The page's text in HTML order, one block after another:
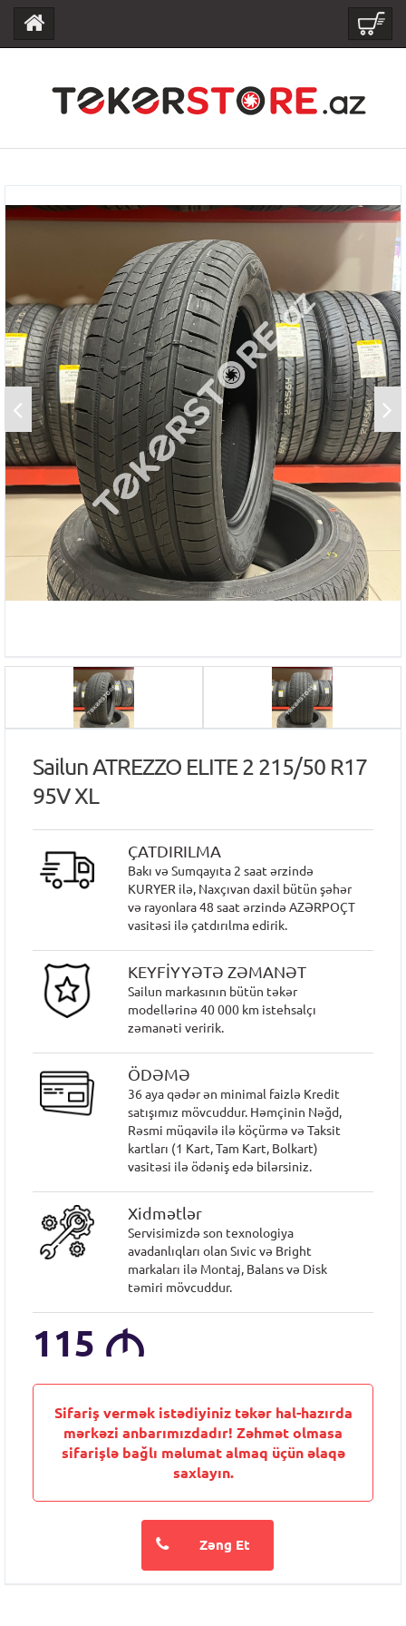
Sailun ATREZZO ELITE 2 215/50 R17
95V XL
ÇATDIRILMA
Bakı və Sumqayıta 2 saat ərzində
KURYER ilə, Naxçıvan daxil bütün şəhər
və rayonlara 48 saat ərzində AZƏRPOÇT
vasitəsi ilə çatdırılma edirik.
KEYFİYYƏTƏ ZƏMANƏT
Sailun markasının bütün təkər
modellərinə 40 000 km istehsalçı
zəmanəti veririk.
ÖDƏMƏ
36 aya qədər ən minimal faizlə Kredit
satışımız mövcuddur. Həmçinin Nəğd,
Rəsmi müqavilə ilə köçürmə və Taksit
kartları (1 Kart, Tam Kart, Bolkart)
vasitəsi ilə ödəniş edə bilərsiniz.
Xidmətlər
Servisimizdə son texnologiya
avadanlıqları olan Sıvic və Bright
markaları ilə Montaj, Balans və Disk
təmiri mövcuddur.
115 M
Sifariş vermək istədiyiniz təkər hal-hazırda
mərkəzi anbarımızdadır! Zəhmət olmasa
sifarişlə bağlı məlumat almaq üçün əlaqə
saxlayın.
Zəng Et